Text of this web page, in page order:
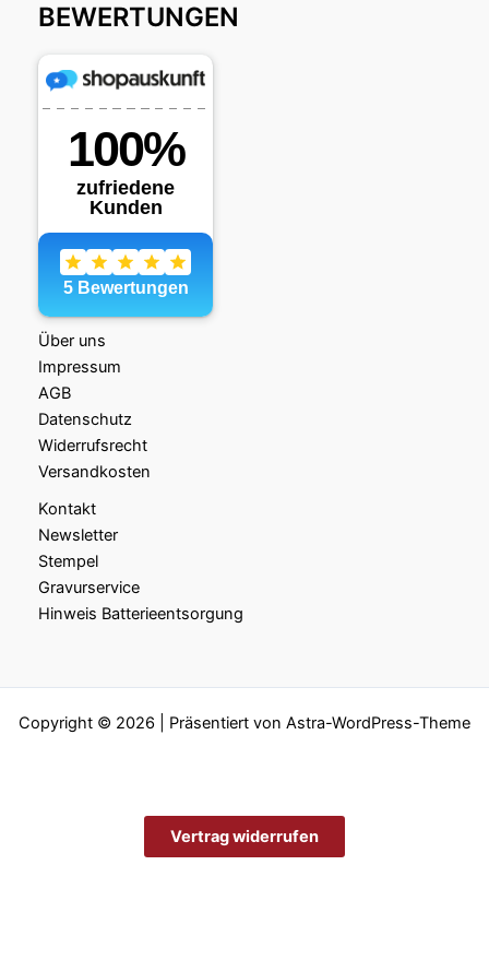
BEWERTUNGEN
Über uns
Impressum
AGB
Datenschutz
Widerrufsrecht
Versandkosten
Kontakt
Newsletter
Stempel
Gravurservice
Hinweis Batterieentsorgung
Copyright © 2026 | Präsentiert von Astra-WordPress-Theme
Vertrag widerrufen